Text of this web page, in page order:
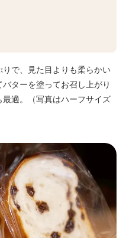
で、見た目よりも柔らかい
ターを塗ってお召し上がり
適。（写真はハーフサイズ